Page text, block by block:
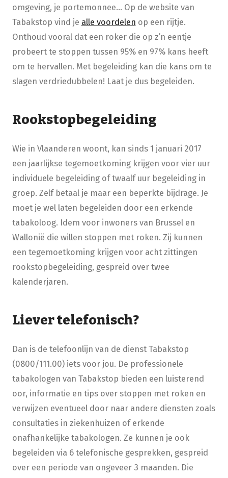
omgeving, je portemonnee… Op de website van
Tabakstop vind je alle voordelen op een rijtje.
Onthoud vooral dat een roker die op z’n eentje
probeert te stoppen tussen 95% en 97% kans heeft
om te hervallen. Met begeleiding kan die kans om te
slagen verdriedubbelen! Laat je dus begeleiden.
Rookstopbegeleiding
Wie in Vlaanderen woont, kan sinds 1 januari 2017
een jaarlijkse tegemoetkoming krijgen voor vier uur
individuele begeleiding of twaalf uur begeleiding in
groep. Zelf betaal je maar een beperkte bijdrage. Je
moet je wel laten begeleiden door een erkende
tabakoloog. Idem voor inwoners van Brussel en
Wallonië die willen stoppen met roken. Zij kunnen
een tegemoetkoming krijgen voor acht zittingen
rookstopbegeleiding, gespreid over twee
kalenderjare​​n.
Liever telefonisch?
Dan is de telefoonlijn van de dienst Tabakstop
(0800/111.00) iets voor jou. De professionele
tabakologen van Tabakstop bieden een luisterend
oor, informatie en tips over stoppen met roken en
verwijzen eventueel door naar andere diensten zoals
consultaties in ziekenhuizen of erkende
onafhankelijke tabakologen. Ze kunnen je ook
begeleiden via 6 telefonische gesprekken, gespreid
over een periode van ongeveer 3 maanden. Die